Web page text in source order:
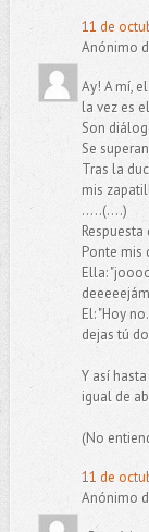
11 de
Anónimo
Ay! A mí,
la vez es
Son
Se
Tras la
mis
.....(....)
Ponte mis
Ella:
El: "Hoy
dejas tú
Y así
igual de
(No
11 de
Anónimo